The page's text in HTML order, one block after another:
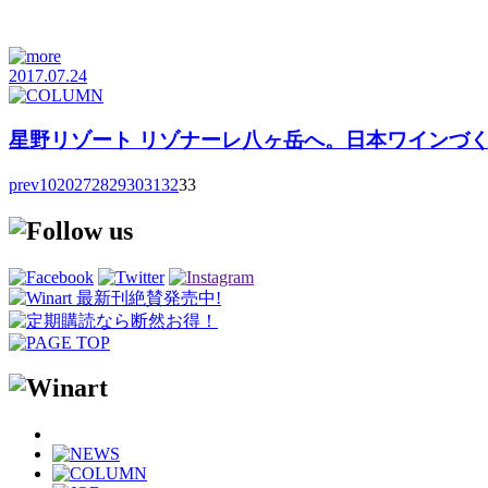
2017.07.24
星野リゾート リゾナーレ八ヶ岳へ。日本ワインづ
prev102027282930313233